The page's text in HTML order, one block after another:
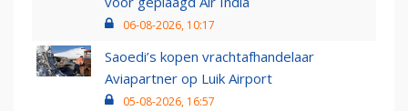
06-08-2026, 10:17
Saoedi’s kopen vrachtafhandelaar
Aviapartner op Luik Airport
05-08-2026, 16:57